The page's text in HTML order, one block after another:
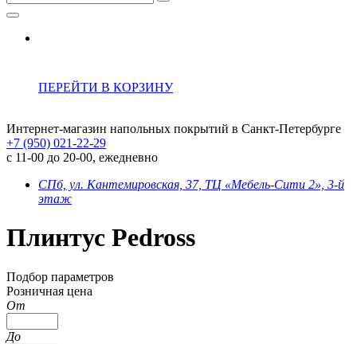
ПЕРЕЙТИ В КОРЗИНУ
Интернет-магазин напольных покрытий в Санкт-Петербурге
+7 (950) 021-22-29
с 11-00 до 20-00, ежедневно
СПб, ул. Кантемировская, 37, ТЦ «Мебель-Сити 2», 3-й
этаж
Плинтус Pedross
Подбор параметров
Розничная цена
От
До